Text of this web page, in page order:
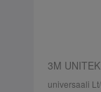
3M UNITEK
universaali